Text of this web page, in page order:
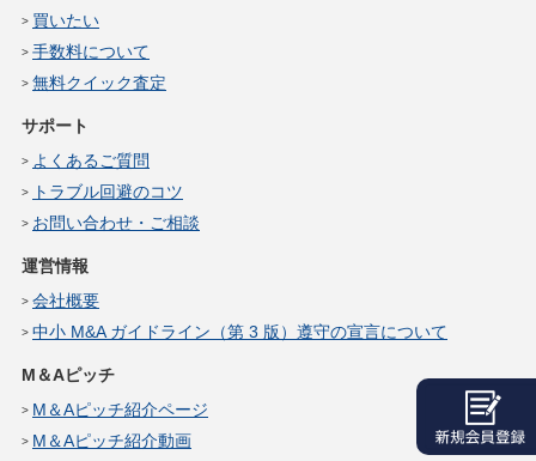
買いたい
手数料について
無料クイック査定
サポート
よくあるご質問
トラブル回避のコツ
お問い合わせ・ご相談
運営情報
会社概要
中小 M&A ガイドライン（第 3 版）遵守の宣言について
M＆Aピッチ
M＆Aピッチ紹介ページ
M＆Aピッチ紹介動画